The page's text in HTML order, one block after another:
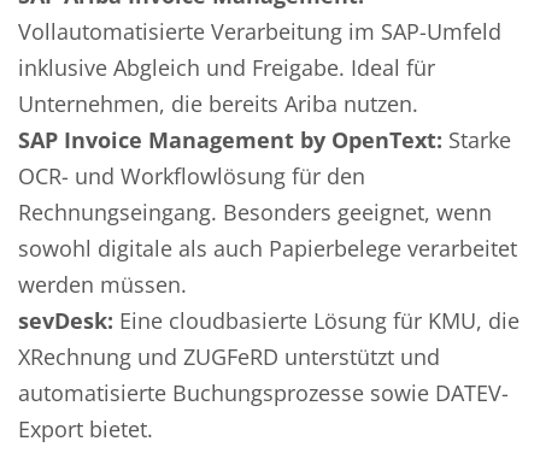
Vollautomatisierte Verarbeitung im SAP-Umfeld
inklusive Abgleich und Freigabe. Ideal für
Unternehmen, die bereits Ariba nutzen.
SAP Invoice Management by OpenText: Starke
OCR- und Workflowlösung für den
Rechnungseingang. Besonders geeignet, wenn
sowohl digitale als auch Papierbelege verarbeitet
werden müssen.
sevDesk: Eine cloudbasierte Lösung für KMU, die
XRechnung und ZUGFeRD unterstützt und
automatisierte Buchungsprozesse sowie DATEV-
Export bietet.